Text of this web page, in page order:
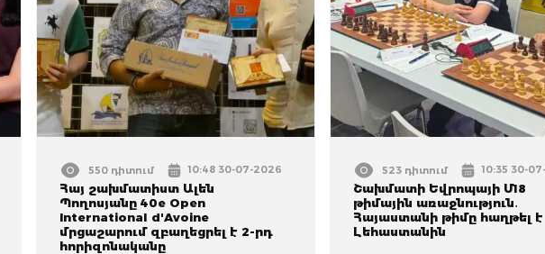
550 դիտում 10:48 30-07-2026
Հայ շախմատիստ Ալեն
Պողոսյանը 40e Open
International d'Avoine
մրցաշարում զբաղեցրել է 2-րդ
հորիզոնականը
523 դիտում 10:35 30-
Շախմատի Եվրոպայի Մ18
թիմային առաջնություն․
Հայաստանի թիմը հաղթել է
Լեհաստանին